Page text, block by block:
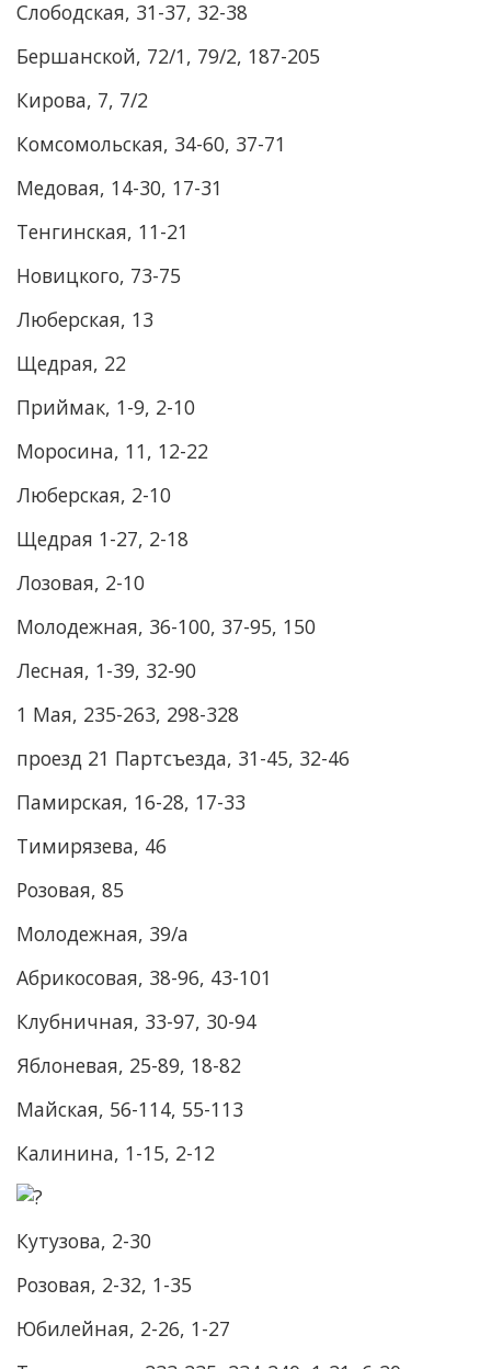
Слободская, 31-37, 32-38
Бершанской, 72/1, 79/2, 187-205
Кирова, 7, 7/2
Комсомольская, 34-60, 37-71
Медовая, 14-30, 17-31
Тенгинская, 11-21
Новицкого, 73-75
Люберская, 13
Щедрая, 22
Приймак, 1-9, 2-10
Моросина, 11, 12-22
Люберская, 2-10
Щедрая 1-27, 2-18
Лозовая, 2-10
Молодежная, 36-100, 37-95, 150
Лесная, 1-39, 32-90
1 Мая, 235-263, 298-328
проезд 21 Партсъезда, 31-45, 32-46
Памирская, 16-28, 17-33
Тимирязева, 46
Розовая, 85
Молодежная, 39/а
Абрикосовая, 38-96, 43-101
Клубничная, 33-97, 30-94
Яблоневая, 25-89, 18-82
Майская, 56-114, 55-113
Калинина, 1-15, 2-12
Кутузова, 2-30
Розовая, 2-32, 1-35
Юбилейная, 2-26, 1-27